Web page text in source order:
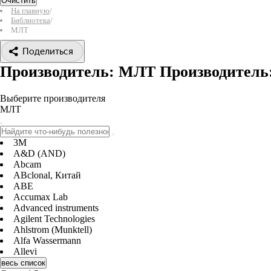
На главную/
Библиотека/
МЛТ
Поделиться
Производитель: МЛТ
Выберите производителя
МЛТ
3M
A&D (AND)
Abcam
ABclonal, Китай
ABE
Accumax Lab
Advanced instruments
Agilent Technologies
Ahlstrom (Munktell)
Alfa Wassermann
Allevi
весь список